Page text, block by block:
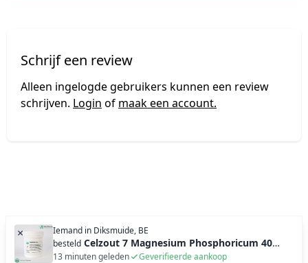
Schrijf een review
Alleen ingelogde gebruikers kunnen een review
schrijven. Login of maak een account.
× Iemand in Diksmuide, BE
besteld Celzout 7 Magnesium Phosphoricum 400 tabl (100g)
13 minuten geleden Geverifieerde aankoop